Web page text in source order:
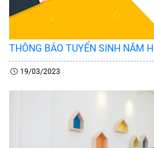
THÔNG BÁO TUYỂN SINH NĂM
19/03/2023